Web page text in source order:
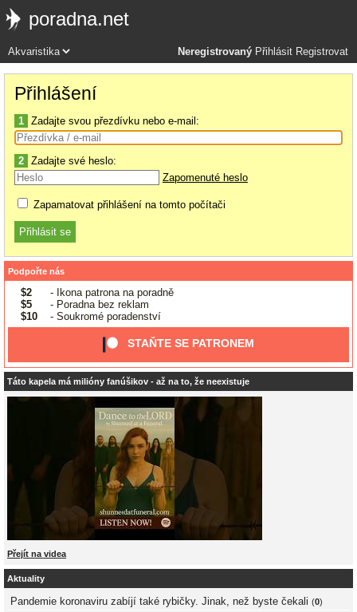
poradna.net
Neregistrovaný Přihlásit Registrovat
Přihlášení
1 Zadajte svou přezdívku nebo e-mail:
2 Zadajte své heslo:
Zapomenuté heslo
Zapamatovat přihlášení na tomto počítači
Podpořte nás
$2
- Ikona patrona na poradně
$5
- Poradna bez reklam
$10
- Soukromé poradenství
STAŇTE SE PATRONEM
Táto kapela má milióny fanúšikov - až na to, že neexistuje
Přejít na videa
Aktuality
Pandemie koronaviru zabíjí také rybičky. Jinak, než byste čekali (0)